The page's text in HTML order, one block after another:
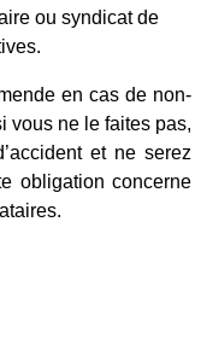
ou syndicat de
en cas de non-
vous ne le faites pas,
et ne serez
obligation concerne